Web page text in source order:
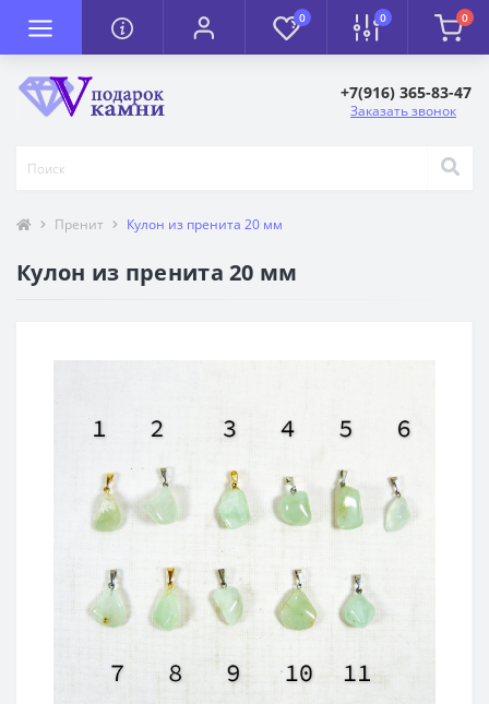
0 0 0
+7(916) 365-83-47
Заказать звонок
Пренит Кулон из пренита 20 мм
Кулон из пренита 20 мм